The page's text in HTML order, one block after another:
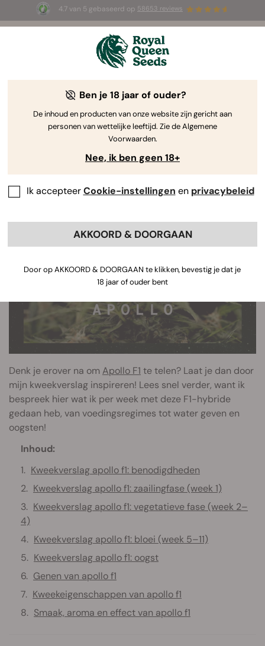
4.7 van 5 gebaseerd op 58653 reviews
☀️ Summer Sales: tot wel 50% korting
op geselecteerde producten! ⏤
De Kweekgids Voor Cannabis door Royal Queen Seeds
Grow Guide Zoekmachine
Kweekverslag Apollo F1
Luke Sumpter
Denk je erover na om Apollo F1 te telen? Laat je dan door
mijn kweekverslag inspireren! Lees snel verder, want ik
bespreek hier wat ik per week met deze F1-hybride
gedaan heb, van voedingsregimes tot water geven en
oogsten!
Inhoud:
Kweekverslag apollo f1: benodigdheden
Kweekverslag apollo f1: zaailingfase (week 1)
Kweekverslag apollo f1: vegetatieve fase (week 2–
4)
Kweekverslag apollo f1: bloei (week 5–11)
Kweekverslag apollo f1: oogst
Genen van apollo f1
Kweekeigenschappen van apollo f1
Smaak, aroma en effect van apollo f1
Ben je 18 jaar of ouder?
De inhoud en producten van onze website zijn gericht aan
personen van wettelijke leeftijd. Zie de Algemene
Voorwaarden.
Nee, ik ben geen 18+
Ik accepteerCookie-instellingen en privacybeleid
AKKOORD & DOORGAAN
Door op AKKOORD & DOORGAAN te klikken, bevestig je dat je
18 jaar of ouder bent